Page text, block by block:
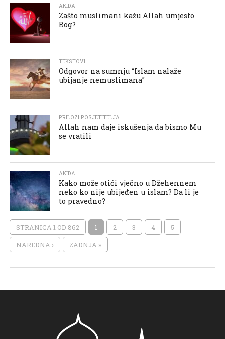
AKIDA
Zašto muslimani kažu Allah umjesto
Bog?
TEKSTOVI
Odgovor na sumnju “Islam nalaže
ubijanje nemuslimana”
PRILOZI POSJETITELJA
Allah nam daje iskušenja da bismo Mu
se vratili
AKIDA
Kako može otići vječno u Džehennem
neko ko nije ubijeđen u islam? Da li je
to pravedno?
STRANICA 1 OD 862 1 2 3 4 5
NAREDNA › ZADNJA »